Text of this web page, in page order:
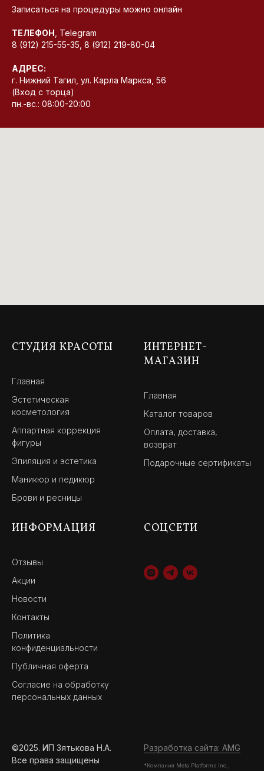
Записаться на процедуры можно онлайн
ТЕЛЕФОН , Telegram
8 (912) 215-55-35, 8 (912) 219-80-04
АДРЕС:
г. Нижний Тагил, ул. Карла Маркса, 56
(Вход с торца)
пн.-вс.: 08:00-20:00
СТУДИЯ КРАСОТЫ
Главная
Эстетическая
косметология
Аппартная коррекция
фигуры
Эпиляция и эстетика
Маникюр и педикюр
Брови и ресницы
ИНТЕРНЕТ-
МАГАЗИН
Главная
Каталог товаров
Оплата, доставка,
возврат
Подарочные сертификаты
ИНФОРМАЦИЯ
Отзывы
Акции
Новости
Контакты
Политика
конфиденциальности
Публичная оферта
Согласие на обработку
персональных данных
СОЦСЕТИ
©2025. ИП Зятькова Н.А.
Все права защищены
Разработка сайта: AMG
*Компания Meta Platforms Inc.,